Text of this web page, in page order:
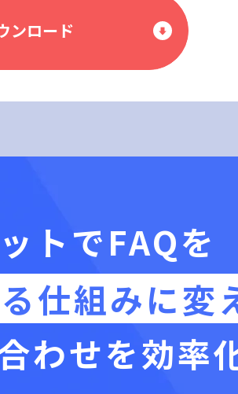
ンロード
トでFAQを
仕組みに変
わせを効率